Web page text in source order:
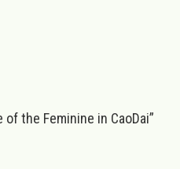
the Feminine in CaoDai”